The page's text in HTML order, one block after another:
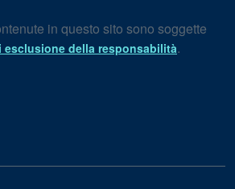
in questo sito sono soggette
esclusione della responsabilità.